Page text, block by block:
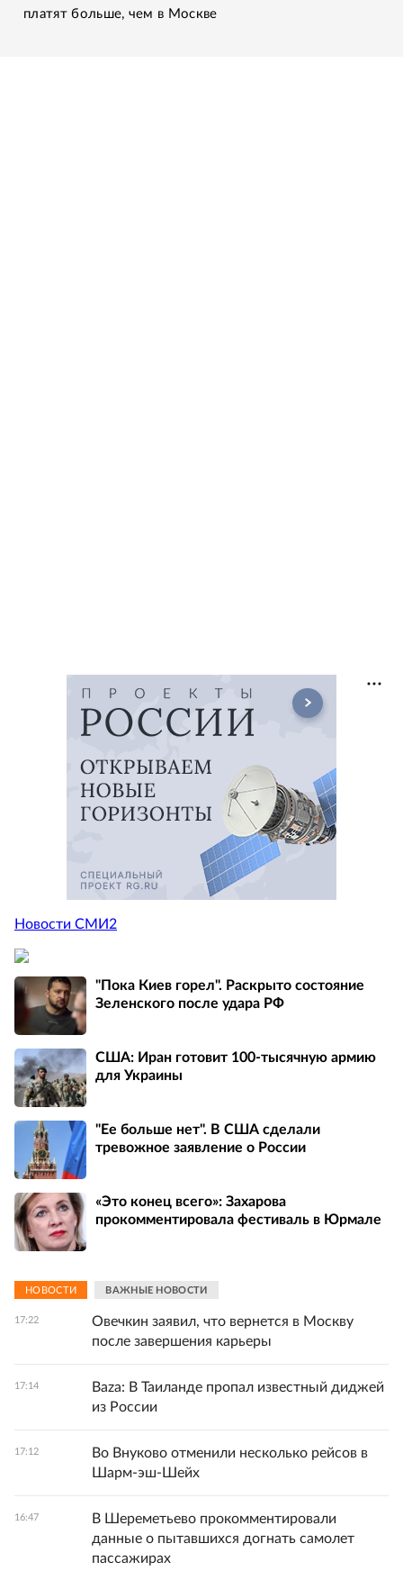
платят больше, чем в Москве
Новости СМИ2
"Пока Киев горел". Раскрыто состояние
Зеленского после удара РФ
США: Иран готовит 100-тысячную армию
для Украины
"Ее больше нет". В США сделали
тревожное заявление о России
«Это конец всего»: Захарова
прокомментировала фестиваль в Юрмале
НОВОСТИ ВАЖНЫЕ НОВОСТИ
17:22
Овечкин заявил, что вернется в Москву
после завершения карьеры
17:14
Baza: В Таиланде пропал известный диджей
из России
17:12
Во Внуково отменили несколько рейсов в
Шарм-эш-Шейх
16:47
В Шереметьево прокомментировали
данные о пытавшихся догнать самолет
пассажирах